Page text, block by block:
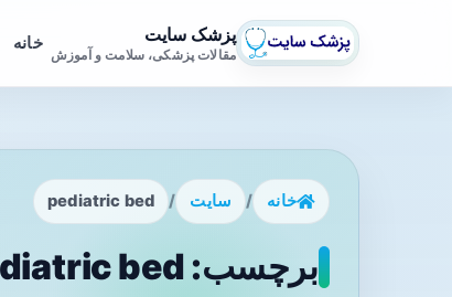
پزشک سایت
مقالات پزشکی، سلامت و آموزش
خانه
خانه / سایت /
pediatric bed
برچسب: pediatric bed - صفحه 1